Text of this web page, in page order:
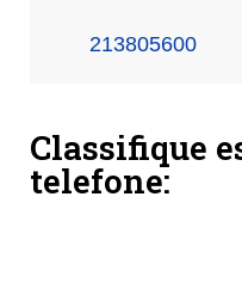
213805600
Classifique
telefone: